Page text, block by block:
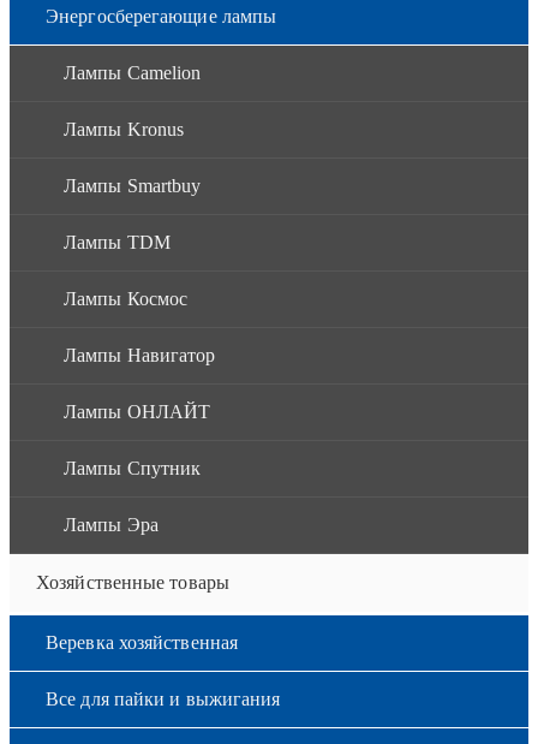
Энергосберегающие лампы
Лампы Camelion
Лампы Kronus
Лампы Smartbuy
Лампы TDM
Лампы Космос
Лампы Навигатор
Лампы ОНЛАЙТ
Лампы Спутник
Лампы Эра
Хозяйственные товары
Веревка хозяйственная
Все для пайки и выжигания